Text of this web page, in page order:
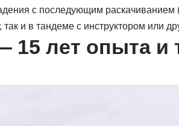
с последующим раскачиванием
и в тандеме с инструктором или
15 лет опыта и